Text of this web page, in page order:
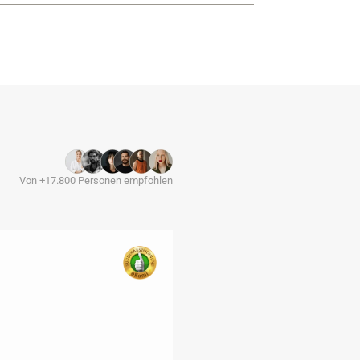
Von +17.800 Personen empfohlen